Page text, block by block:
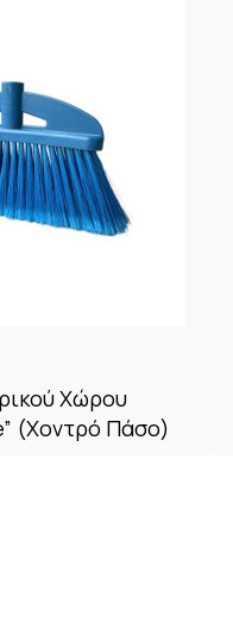
Χώρου
(Χοντρό Πάσο)